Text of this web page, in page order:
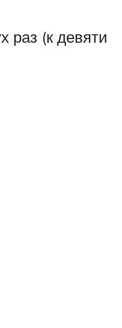
раз (к девяти